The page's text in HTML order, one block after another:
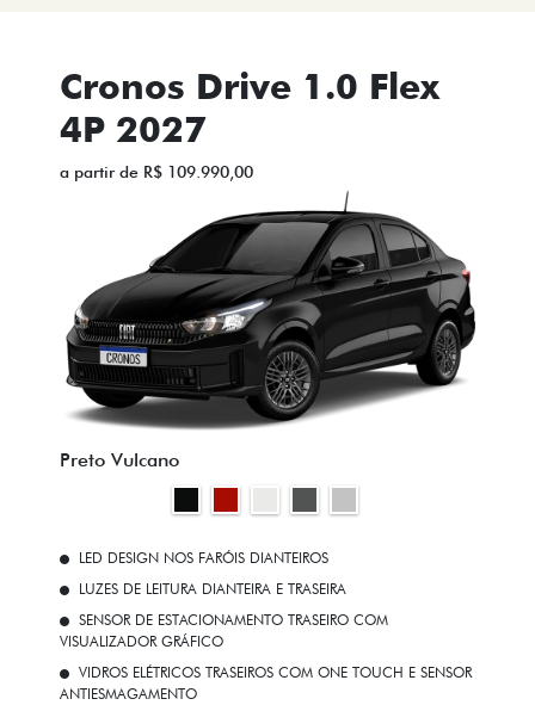
Cronos Drive 1.0 Flex
4P 2027
a partir de R$ 109.990,00
Preto Vulcano
LED DESIGN NOS FARÓIS DIANTEIROS
LUZES DE LEITURA DIANTEIRA E TRASEIRA
SENSOR DE ESTACIONAMENTO TRASEIRO COM
VISUALIZADOR GRÁFICO
VIDROS ELÉTRICOS TRASEIROS COM ONE TOUCH E SENSOR
ANTIESMAGAMENTO